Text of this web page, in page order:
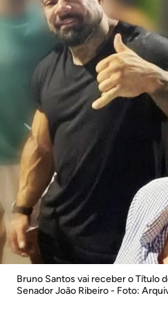
Bruno Santos vai receber o Título
Senador João Ribeiro - Foto: